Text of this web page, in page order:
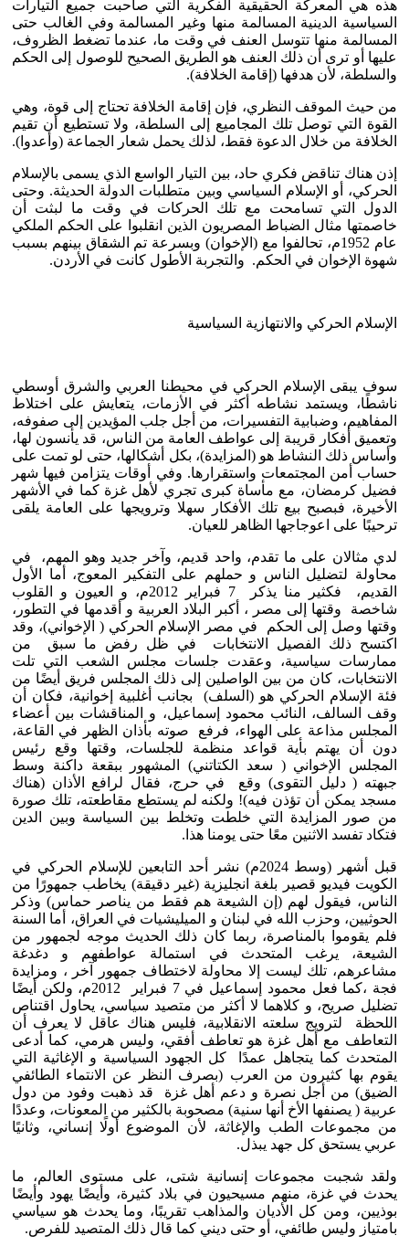
هذه هي المعركة الحقيقية الفكرية التي صاحبت جميع التيارات
السياسية الدينية المسالمة منها وغير المسالمة وفي الغالب حتى
المسالمة منها تتوسل العنف في وقت ما، عندما تضغط الظروف،
عليها أو ترى أن ذلك العنف هو الطريق الصحيح للوصول إلى الحكم
والسلطة، لأن هدفها (إقامة الخلافة).
من حيث الموقف النظري، فإن إقامة الخلافة تحتاج إلى قوة، وهي
القوة التي توصل تلك المجاميع إلى السلطة، ولا تستطيع أن تقيم
الخلافة من خلال الدعوة فقط، لذلك يحمل شعار الجماعة (وأعدوا).
إذن هناك تناقض فكري حاد، بين التيار الواسع الذي يسمى بالإسلام
الحركي، أو الإسلام السياسي وبين متطلبات الدولة الحديثة. وحتى
الدول التي تسامحت مع تلك الحركات في وقت ما لبثت أن
خاصمتها مثال الضباط المصريون الذين انقلبوا على الحكم الملكي
عام 1952م، تحالفوا مع (الإخوان) وبسرعة تم الشقاق بينهم بسبب
شهوة الإخوان في الحكم. والتجربة الأطول كانت في الأردن.
الإسلام الحركي والانتهازية السياسية
سوف يبقى الإسلام الحركي في محيطنا العربي والشرق أوسطي
ناشطًا، ويستمد نشاطه أكثر في الأزمات، يتعايش على اختلاط
المفاهيم، وضبابية التفسيرات، من أجل جلب المؤيدين إلى صفوفه،
وتعميق أفكار قريبة إلى عواطف العامة من الناس، قد يأنسون لها،
وأساس ذلك النشاط هو (المزايدة)، بكل أشكالها، حتى لو تمت على
حساب أمن المجتمعات واستقرارها. وفي أوقات يتزامن فيها شهر
فضيل كرمضان، مع مأساة كبرى تجري لأهل غزة كما في الأشهر
الأخيرة، فبصبح بيع تلك الأفكار سهلا وترويجها على العامة يلقى
ترحيبًا على اعوجاجها الظاهر للعيان.
لدي مثالان على ما تقدم، واحد قديم، وآخر جديد وهو المهم، في
محاولة لتضليل الناس و حملهم على التفكير المعوج، أما الأول
القديم، فكثير منا يذكر 7 فبراير 2012م، و العيون و القلوب
شاخصة وقتها إلى مصر ، أكبر البلاد العربية و أقدمها في التطور،
وقتها وصل إلى الحكم في مصر الإسلام الحركي ( الإخواني)، وقد
اكتسح ذلك الفصيل الانتخابات في ظل رفض ما سبق من
ممارسات سياسية، وعقدت جلسات مجلس الشعب التي تلت
الانتخابات، كان من بين الواصلين إلى ذلك المجلس فريق أيضًا من
فئة الإسلام الحركي هو (السلف) بجانب أغلبية إخوانية، فكان أن
وقف السالف، النائب محمود إسماعيل، و المناقشات بين أعضاء
المجلس مذاعة على الهواء، فرفع صوته بأذان الظهر في القاعة،
دون أن يهتم بأية قواعد منظمة للجلسات، وقتها وقع رئيس
المجلس الإخواني ( سعد الكتاتني) المشهور ببقعة داكنة وسط
جبهته ( دليل التقوى) وقع في حرج، فقال لرافع الأذان (هناك
مسجد يمكن أن تؤذن فيه)! ولكنه لم يستطع مقاطعته، تلك صورة
من صور المزايدة التي خلطت وتخلط بين السياسة وبين الدين
فتكاد تفسد الاثنين معًا حتى يومنا هذا.
قبل أشهر (وسط 2024م) نشر أحد التابعين للإسلام الحركي في
الكويت فيديو قصير بلغة انجليزية (غير دقيقة) يخاطب جمهورًا من
الناس، فيقول لهم (إن الشيعة هم فقط من يناصر حماس) وذكر
الحوثيين، وحزب الله في لبنان و الميليشيات في العراق، أما السنة
فلم يقوموا بالمناصرة، ربما كان ذلك الحديث موجه لجمهور من
الشيعة، يرغب المتحدث في استمالة عواطفهم و دغدغة
مشاعرهم، تلك ليست إلا محاولة لاختطاف جمهور آخر ، ومزايدة
فجة ،كما فعل محمود إسماعيل في 7 فبراير 2012م، ولكن أيضًا
تضليل صريح، و كلاهما لا أكثر من متصيد سياسي، يحاول اقتناص
اللحظة لترويج سلعته الانقلابية، فليس هناك عاقل لا يعرف أن
التعاطف مع أهل غزة هو تعاطف أفقي، وليس هرمي، كما أدعى
المتحدث كما يتجاهل عمدًا كل الجهود السياسية و الإغاثية التي
يقوم بها كثيرون من العرب (بصرف النظر عن الانتماء الطائفي
الضيق) من أجل نصرة و دعم أهل غزة قد ذهبت وفود من دول
عربية ( يصنفها الأخ أنها سنية) مصحوبة بالكثير من المعونات، وعددًا
من مجموعات الطب والإغاثة، لأن الموضوع أولًا إنساني، وثانيًا
عربي يستحق كل جهد يبذل.
ولقد شجبت مجموعات إنسانية شتى، على مستوى العالم، ما
يحدث في غزة، منهم مسيحيون في بلاد كثيرة، وأيضًا يهود وأيضًا
بوذيين، ومن كل الأديان والمذاهب تقريبًا، وما يحدث هو سياسي
بامتياز وليس طائفي، أو حتى ديني كما قال ذلك المتصيد للفرص.